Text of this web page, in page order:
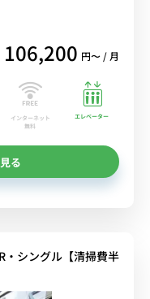
106,200 円〜 / 月
インターネット
無料
エレベーター
る
・シングル【清掃費半